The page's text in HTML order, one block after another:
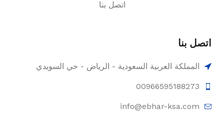
اتصل بنا
اتصل بنا
المملكة العربية السعودية - الرياض - حي السويدي
00966595188273
info@ebhar-ksa.com